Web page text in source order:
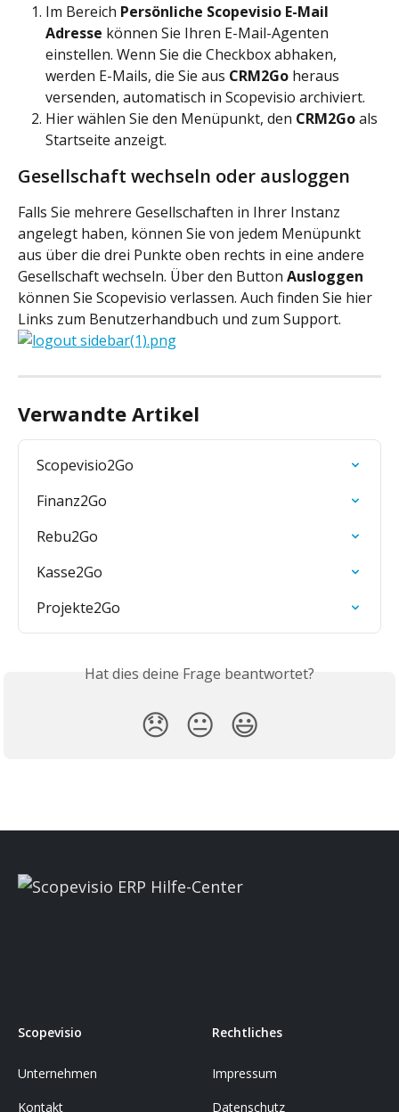
Im Bereich Persönliche Scopevisio E-Mail
Adresse können Sie Ihren E-Mail-Agenten
einstellen. Wenn Sie die Checkbox abhaken,
werden E-Mails, die Sie aus CRM2Go heraus
versenden, automatisch in Scopevisio archiviert.
Hier wählen Sie den Menüpunkt, den CRM2Go als
Startseite anzeigt.
Gesellschaft wechseln oder ausloggen
Falls Sie mehrere Gesellschaften in Ihrer Instanz
angelegt haben, können Sie von jedem Menüpunkt
aus über die drei Punkte oben rechts in eine andere
Gesellschaft wechseln. Über den Button Ausloggen
können Sie Scopevisio verlassen. Auch finden Sie hier
Links zum Benutzerhandbuch und zum Support.
Verwandte Artikel
Scopevisio2Go
Finanz2Go
Rebu2Go
Kasse2Go
Projekte2Go
Hat dies deine Frage beantwortet?
😞 😐 😃
Scopevisio
Unternehmen
Kontakt
Rechtliches
Impressum
Datenschutz